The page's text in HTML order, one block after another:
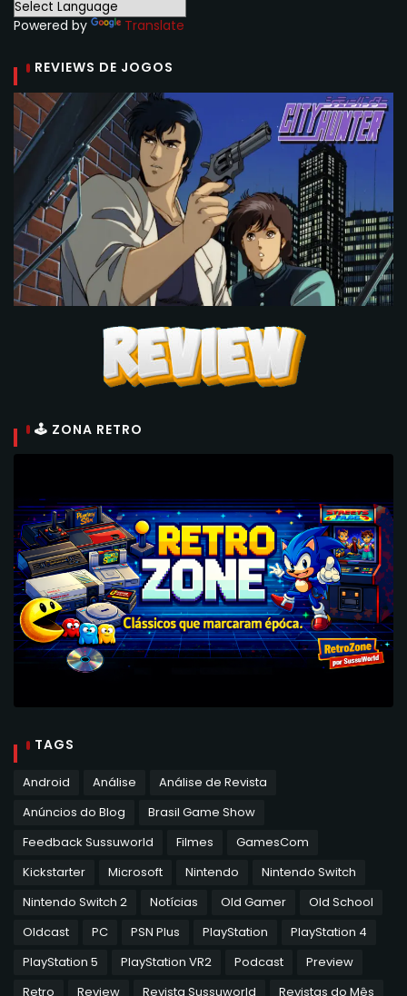
Powered by Translate
REVIEWS DE JOGOS
🕹 ZONA RETRO
TAGS
Android Análise
Análise de Revista
Anúncios do Blog
Brasil Game Show
Feedback Sussuworld
Filmes
GamesCom
Kickstarter
Microsoft Nintendo
Nintendo Switch
Nintendo Switch 2
Notícias Old Gamer
Old School
Oldcast
PC PSN Plus PlayStation
PlayStation 4
PlayStation 5
PlayStation VR2 Podcast
Preview
Retro
Review Revista Sussuworld
Revistas do Mês